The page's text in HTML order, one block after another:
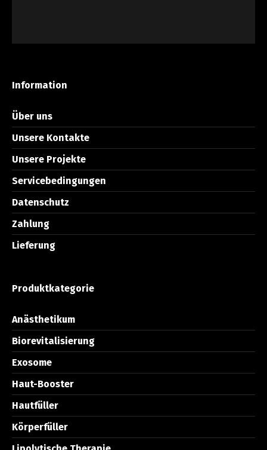
Information
Über uns
Unsere Kontakte
Unsere Projekte
Servicebedingungen
Datenschutz
Zahlung
Lieferung
Produktkategorie
Anästhetikum
Biorevitalisierung
Exosome
Haut-Booster
Hautfüller
Körperfüller